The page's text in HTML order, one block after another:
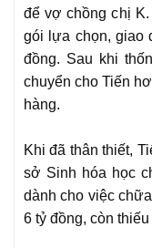
để vợ chồng chị
gói lựa chọn, giao
đồng. Sau khi
chuyển cho Tiến
hàng.
Khi đã thân thiết,
sở Sinh hóa học
dành cho việc
6 tỷ đồng, còn